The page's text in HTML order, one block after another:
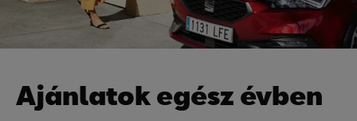
Ajánlatok egész évben